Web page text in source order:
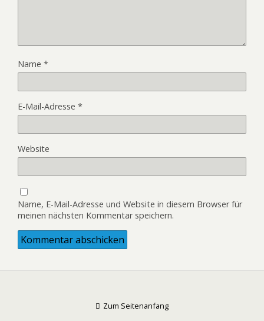
Name *
E-Mail-Adresse *
Website
Name, E-Mail-Adresse und Website in diesem Browser für
meinen nächsten Kommentar speichern.
Zum Seitenanfang